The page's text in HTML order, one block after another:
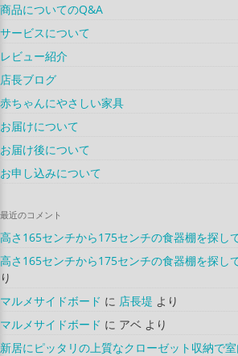
商品についてのQ&A
サービスについて
レビュー紹介
店長ブログ
赤ちゃんにやさしい家具
お届けについて
お届け後について
お申し込みについて
最近のコメント
高さ165センチから175センチの食器棚を探し
高さ165センチから175センチの食器棚を探し
り
マルメサイドボード に 店長堤 より
マルメサイドボード に アベ より
新居にピッタリの上質なクローゼット収納で